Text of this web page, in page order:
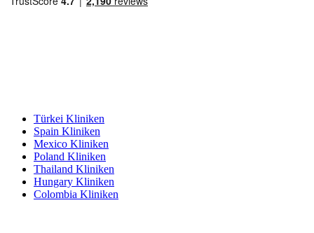
Türkei Kliniken
Spain Kliniken
Mexico Kliniken
Poland Kliniken
Thailand Kliniken
Hungary Kliniken
Colombia Kliniken